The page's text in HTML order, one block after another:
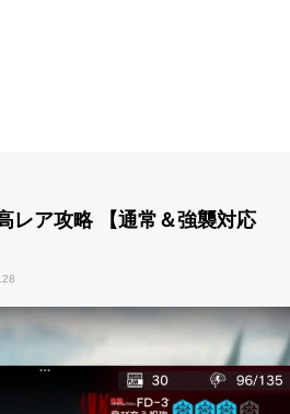
レア攻略 【通常＆強襲対応